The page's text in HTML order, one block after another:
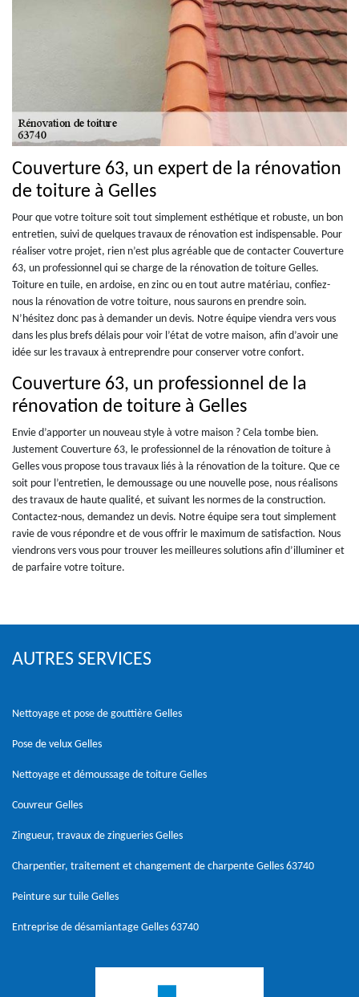
Couverture 63, un expert de la rénovation
de toiture à Gelles
Pour que votre toiture soit tout simplement esthétique et robuste, un bon
entretien, suivi de quelques travaux de rénovation est indispensable. Pour
réaliser votre projet, rien n’est plus agréable que de contacter Couverture
63, un professionnel qui se charge de la rénovation de toiture Gelles.
Toiture en tuile, en ardoise, en zinc ou en tout autre matériau, confiez-
nous la rénovation de votre toiture, nous saurons en prendre soin.
N’hésitez donc pas à demander un devis. Notre équipe viendra vers vous
dans les plus brefs délais pour voir l’état de votre maison, afin d’avoir une
idée sur les travaux à entreprendre pour conserver votre confort.
Couverture 63, un professionnel de la
rénovation de toiture à Gelles
Envie d’apporter un nouveau style à votre maison ? Cela tombe bien.
Justement Couverture 63, le professionnel de la rénovation de toiture à
Gelles vous propose tous travaux liés à la rénovation de la toiture. Que ce
soit pour l’entretien, le demoussage ou une nouvelle pose, nous réalisons
des travaux de haute qualité, et suivant les normes de la construction.
Contactez-nous, demandez un devis. Notre équipe sera tout simplement
ravie de vous répondre et de vous offrir le maximum de satisfaction. Nous
viendrons vers vous pour trouver les meilleures solutions afin d’illuminer et
de parfaire votre toiture.
AUTRES SERVICES
Nettoyage et pose de gouttière Gelles
Pose de velux Gelles
Nettoyage et démoussage de toiture Gelles
Couvreur Gelles
Zingueur, travaux de zingueries Gelles
Charpentier, traitement et changement de charpente Gelles 63740
Peinture sur tuile Gelles
Entreprise de désamiantage Gelles 63740